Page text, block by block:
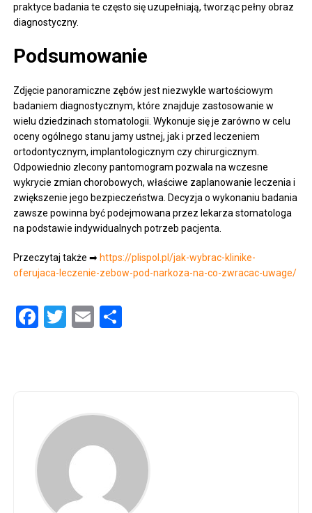
praktyce badania te często się uzupełniają, tworząc pełny obraz
diagnostyczny.
Podsumowanie
Zdjęcie panoramiczne zębów jest niezwykle wartościowym
badaniem diagnostycznym, które znajduje zastosowanie w
wielu dziedzinach stomatologii. Wykonuje się je zarówno w celu
oceny ogólnego stanu jamy ustnej, jak i przed leczeniem
ortodontycznym, implantologicznym czy chirurgicznym.
Odpowiednio zlecony pantomogram pozwala na wczesne
wykrycie zmian chorobowych, właściwe zaplanowanie leczenia i
zwiększenie jego bezpieczeństwa. Decyzja o wykonaniu badania
zawsze powinna być podejmowana przez lekarza stomatologa
na podstawie indywidualnych potrzeb pacjenta.
Przeczytaj także ➡ https://plispol.pl/jak-wybrac-klinike-
oferujaca-leczenie-zebow-pod-narkoza-na-co-zwracac-uwage/
Facebook
Twitter
Email